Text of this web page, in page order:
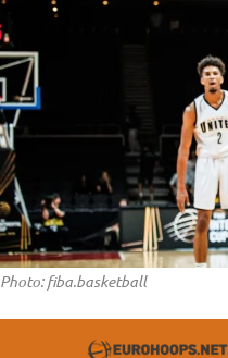
Photo: fiba.basketball